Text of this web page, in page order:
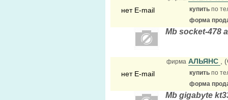
нет E-mail купить по
форма
Mb socket-478
нет E-mail
фирма АЛЬЯНС ,
купить по
форма
Mb gigabyte